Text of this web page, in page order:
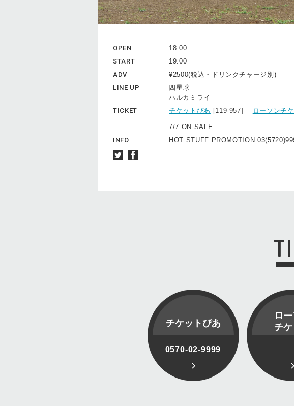
OPEN
18:00
START
19:00
ADV
¥2500(税込・ドリンクチャージ別)
LINE UP
四星球
ハルカミライ
TICKET
チケットぴあ [119-957] ローソンチ
7/7 ON SALE
INFO
HOT STUFF PROMOTION
チケットぴあ
0570-02-9999
ロ
チケ